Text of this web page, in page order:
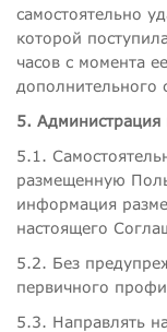
самостоятельно
которой
часов с момента
дополнительного
5. Администрация
5.1.
размещенную
информация
настоящего
5.2. Без
первичного
5.3. Направлять